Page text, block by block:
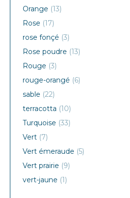
Orange (13)
Rose (17)
rose fonçé (3)
Rose poudre (13)
Rouge (3)
rouge-orangé (6)
sable (22)
terracotta (10)
Turquoise (33)
Vert (7)
Vert émeraude (5)
Vert prairie (9)
vert-jaune (1)